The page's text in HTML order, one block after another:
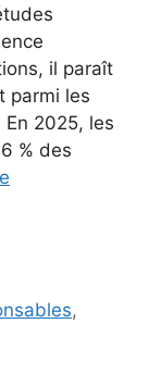
il paraît
parmi les
En 2025, les
% des
,